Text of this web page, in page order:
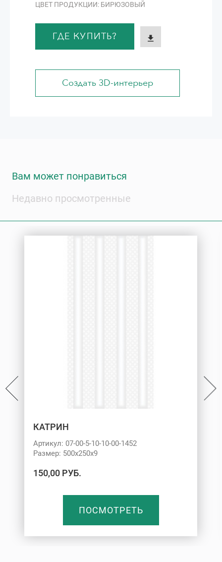
ЦВЕТ ПРОДУКЦИИ: БИРЮЗОВЫЙ
ГДЕ КУПИТЬ?
Создать 3D-интерьер
Вам может понравиться
Недавно просмотренные
КАТРИН
Артикул: 07-00-5-10-10-00-1452
Размер: 500х250х9
150,00 РУБ.
ПОСМОТРЕТЬ